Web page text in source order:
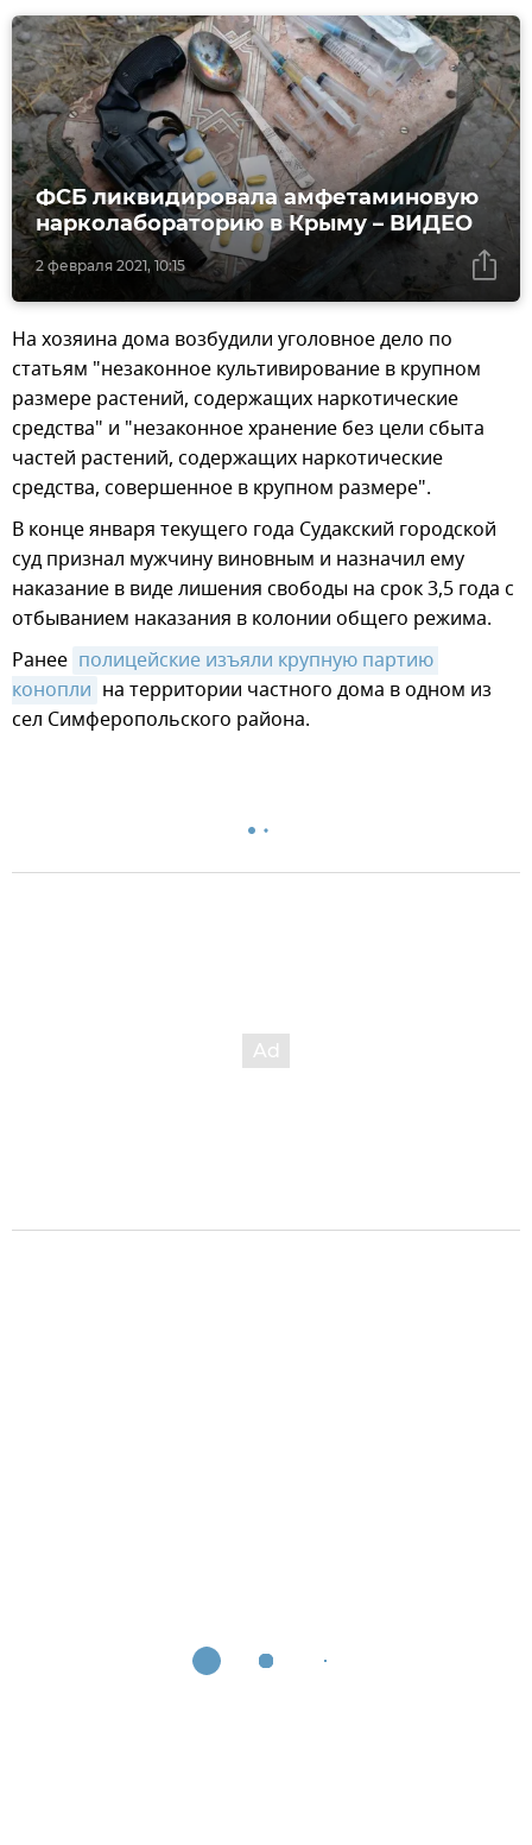
2 февраля 2021, 10:15
ФСБ ликвидировала амфетаминовую
нарколабораторию в Крыму – ВИДЕО
На хозяина дома возбудили уголовное дело по
статьям "незаконное культивирование в крупном
размере растений, содержащих наркотические
средства" и "незаконное хранение без цели сбыта
частей растений, содержащих наркотические
средства, совершенное в крупном размере".
В конце января текущего года Судакский городской
суд признал мужчину виновным и назначил ему
наказание в виде лишения свободы на срок 3,5 года с
отбыванием наказания в колонии общего режима.
Ранее полицейские изъяли крупную партию
конопли на территории частного дома в одном из
сел Симферопольского района.